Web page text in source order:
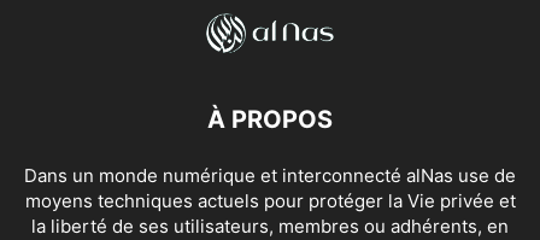
À PROPOS
Dans un monde numérique et interconnecté alNas use de
moyens techniques actuels pour protéger la Vie privée et
la liberté de ses utilisateurs, membres ou adhérents, en